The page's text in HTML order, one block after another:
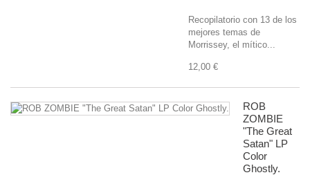
Recopilatorio con 13 de los
mejores temas de
Morrissey, el mítico...
12,00 €
ROB
ZOMBIE
"The Great
Satan" LP
Color
Ghostly.